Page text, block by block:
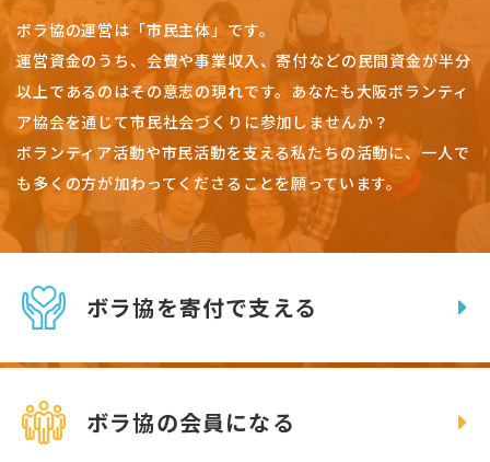
ボラ協の運営は「市民主体」です。
運営資金のうち、会費や事業収入、寄付などの民間資金が半分
以上であるのはその意志の現れです。 あなたも大阪ボランティ
ア協会を通じて市民社会づくりに参加しませんか？
ボランティア活動や市民活動を支える私たちの活動に、一人で
も多くの方が加わってくださることを願っています。
ボラ協を寄付で支える
ボラ協の会員になる